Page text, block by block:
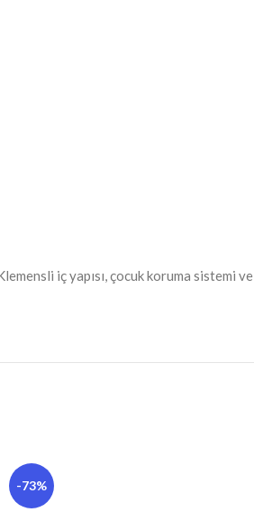
iç yapısı, çocuk koruma sistemi ve
-73%